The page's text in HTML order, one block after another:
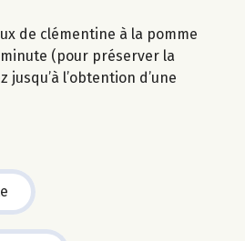
de clémentine à la pomme
(pour préserver la
jusqu’à l’obtention d’une